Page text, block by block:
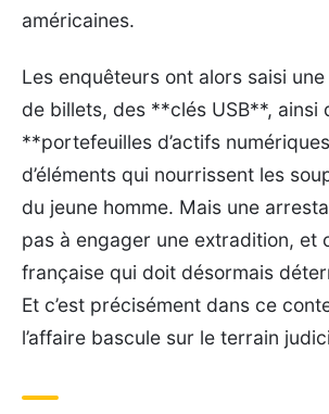
américaines.
Les enquêteurs ont alors saisi
de billets, des **clés USB**, ainsi
**portefeuilles d’actifs
d’éléments qui nourrissent les
du jeune homme. Mais une
pas à engager une extradition, et
française qui doit désormais
Et c’est précisément dans ce
l’affaire bascule sur le terrain